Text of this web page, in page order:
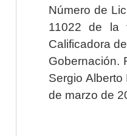
Número de
11022 de la
Calificadora
Gobernación.
Sergio
de marzo de